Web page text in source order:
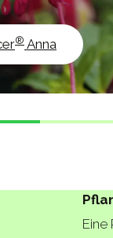
® Anna
Eine